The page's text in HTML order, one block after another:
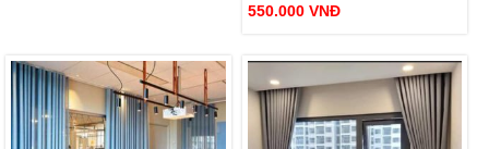
550.000 VNĐ